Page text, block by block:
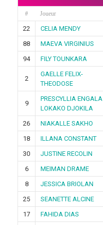
# Joueur
22 CELIA MENDY
88
MAEVA VIRGINIUS
94
FILY TOUNKARA
2
GAELLE FELIX-
THEODOSE
9
PRESCYLLIA ENGALA
LOKAKO DJOKILA
26 NIAKALLE SAKHO
18
ILLANA CONSTANT
30
JUSTINE RECOLIN
6
MEIMAN DRAME
8
JESSICA BRIOLAN
25
SEANETTE ALCINE
17
FAHIDA DIAS